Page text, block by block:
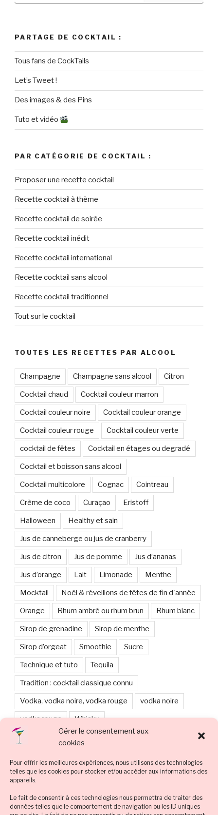
Gérer le consentement aux
cookies
Pour offrir les meilleures expériences, nous utilisons des technologies
telles que les cookies pour stocker et/ou accéder aux informations des
appareils.
Le fait de consentir à ces technologies nous permettra de traiter des
données telles que le comportement de navigation ou les ID uniques
PARTAGE DE COCKTAIL :
Tous fans de CockTails
Let’s Tweet !
Des images & des Pins
Tuto et vidéo
PAR CATÉGORIE DE COCKTAIL :
Proposer une recette cocktail
Recette cocktail à thème
Recette cocktail de soirée
Recette cocktail inédit
Recette cocktail international
Recette cocktail sans alcool
Recette cocktail traditionnel
Tout sur le cocktail
TOUTES LES RECETTES PAR ALCOOL
Champagne Champagne sans alcool Citron
Cocktail chaud Cocktail couleur marron
Cocktail couleur noire Cocktail couleur orange
Cocktail couleur rouge Cocktail couleur verte
cocktail de fêtes Cocktail en étages ou degradé
Cocktail et boisson sans alcool
Cocktail multicolore Cognac Cointreau
Crème de coco Curaçao Eristoff
Halloween Healthy et sain
Jus de canneberge ou jus de cranberry
Jus de citron Jus de pomme Jus d’ananas
Jus d’orange Lait Limonade Menthe
Mocktail Noël & réveillons de fêtes de fin d'année
Orange Rhum ambré ou rhum brun Rhum blanc
Sirop de grenadine Sirop de menthe
Sirop d’orgeat Smoothie Sucre
Technique et tuto Tequila
Tradition : cocktail classique connu
Vodka, vodka noire, vodka rouge vodka noire
vodka rouge Whisky
mars 2024
octobre 2023